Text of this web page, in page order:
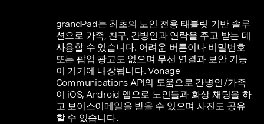
grandPad는 최초의 노인 전용 태블릿 기반 솔루
션으로 가족, 친구, 간병인과 연락을 주고 받는 데
사용할 수 있습니다. 어려운 버튼이나 비밀번호
또는 팝업 광고도 없으며 무선 연결과 보안 기능
이 기기에 내장됩니다. Vonage
Communications API의 도움으로 간병인/가족
이 iOS, Android 앱으로 노인들과 화상 채팅을 하
고 보이스이메일을 받을 수 있으며 사진도 공유
할 수 있습니다.